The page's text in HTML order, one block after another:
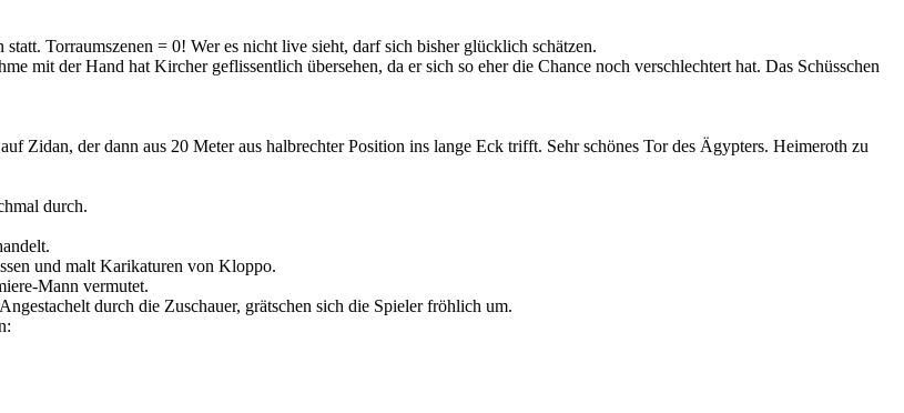
Torraumszenen = 0! Wer es nicht live sieht, darf sich bisher glücklich schätzen.
mit der Hand hat Kircher geflissentlich übersehen, da er sich so eher die Chance noch verschlechtert hat. Das Schüsschen
Zidan, der dann aus 20 Meter aus halbrechter Position ins lange Eck trifft. Sehr schönes Tor des Ägypters. Heimeroth zu
durch.
und malt Karikaturen von Kloppo.
Mann vermutet.
durch die Zuschauer, grätschen sich die Spieler fröhlich um.